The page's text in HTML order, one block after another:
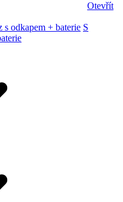
Otevřít
s odkapem + baterie S